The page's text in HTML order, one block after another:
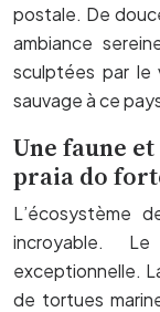
postale. De
ambiance
sculptées par le
sauvage à ce
Une faune
praia do
L’écosystème
incroyable.
exceptionnelle.
de tortues